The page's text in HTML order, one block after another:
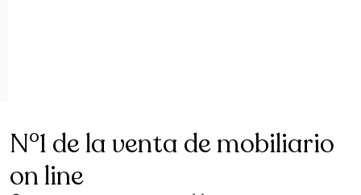
N°1 de la venta de mobiliario
on line